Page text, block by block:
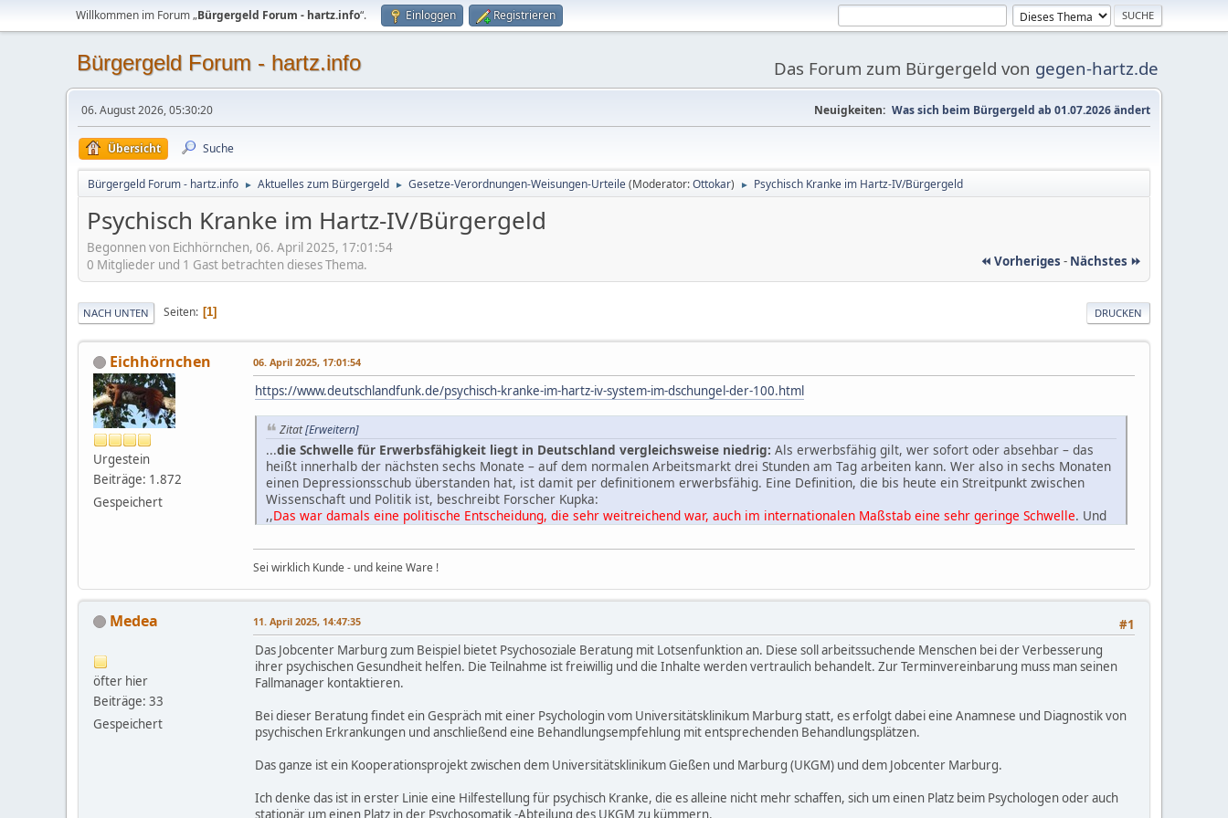
Willkommen im Forum „Bürgergeld Forum - hartz.info“. Einloggen Registrieren
Bürgergeld Forum - hartz.info Das Forum zum Bürgergeld von gegen-hartz.de
06. August 2026, 05:30:20 Neuigkeiten: Was sich beim Bürgergeld ab 01.07.2026 ändert
Übersicht Suche
Bürgergeld Forum - hartz.info ► Aktuelles zum Bürgergeld ► Gesetze-Verordnungen-Weisungen-Urteile(Moderator:Ottokar) ► Psychisch Kranke im Hartz-IV/Bürgergeld
Psychisch Kranke im Hartz-IV/Bürgergeld
Begonnen von Eichhörnchen, 06. April 2025, 17:01:54
⏪ Vorheriges - Nächstes ⏩
0 Mitglieder und 1 Gast betrachten dieses Thema.
DRUCKEN
NACH UNTEN Seiten 1
Eichhörnchen
Urgestein
Beiträge: 1.872
Gespeichert
06. April 2025, 17:01:54
https://www.deutschlandfunk.de/psychisch-kranke-im-hartz-iv-system-im-dschungel-der-100.html
Zitat[Erweitern]
...die Schwelle für Erwerbsfähigkeit liegt in Deutschland vergleichsweise niedrig: Als erwerbsfähig gilt, wer sofort oder absehbar – das
heißt innerhalb der nächsten sechs Monate – auf dem normalen Arbeitsmarkt drei Stunden am Tag arbeiten kann. Wer also in sechs Monaten
einen Depressionsschub überstanden hat, ist damit per definitionem erwerbsfähig. Eine Definition, die bis heute ein Streitpunkt zwischen
Wissenschaft und Politik ist, beschreibt Forscher Kupka:
,,Das war damals eine politische Entscheidung, die sehr weitreichend war, auch im internationalen Maßstab eine sehr geringe Schwelle. Und
Sozialsystemen parkt, hat man sich eben auch viele gesundheitliche Probleme, soziale Probleme in dieses SGB-II-System hineingeholt".
Sei wirklich Kunde - und keine Ware !
Medea
öfter hier
Beiträge: 33
Gespeichert
#1
11. April 2025, 14:47:35
Das Jobcenter Marburg zum Beispiel bietet Psychosoziale Beratung mit Lotsenfunktion an. Diese soll arbeitssuchende Menschen bei der Verbesserung
ihrer psychischen Gesundheit helfen. Die Teilnahme ist freiwillig und die Inhalte werden vertraulich behandelt. Zur Terminvereinbarung muss man seinen
Fallmanager kontaktieren.
Bei dieser Beratung findet ein Gespräch mit einer Psychologin vom Universitätsklinikum Marburg statt, es erfolgt dabei eine Anamnese und Diagnostik von
psychischen Erkrankungen und anschließend eine Behandlungsempfehlung mit entsprechenden Behandlungsplätzen.
Das ganze ist ein Kooperationsprojekt zwischen dem Universitätsklinikum Gießen und Marburg (UKGM) und dem Jobcenter Marburg.
Ich denke das ist in erster Linie eine Hilfestellung für psychisch Kranke, die es alleine nicht mehr schaffen, sich um einen Platz beim Psychologen oder auch
stationär um einen Platz in der Psychosomatik -Abteilung des UKGM zu kümmern.